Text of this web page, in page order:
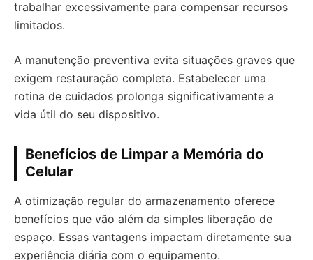
trabalhar excessivamente para compensar recursos
limitados.
A manutenção preventiva evita situações graves que
exigem restauração completa. Estabelecer uma
rotina de cuidados prolonga significativamente a
vida útil do seu dispositivo.
Benefícios de Limpar a Memória do
Celular
A otimização regular do armazenamento oferece
benefícios que vão além da simples liberação de
espaço. Essas vantagens impactam diretamente sua
experiência diária com o equipamento.